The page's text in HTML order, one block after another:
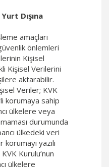
Dışına
amaçları
önlemleri
Kişisel
Kişisel Verilerini
aktarabilir.
Veriler; KVK
korumaya sahip
ülkelere veya
durumunda
ülkedeki veri
yazılı
Kurulu’nun
ülkelere